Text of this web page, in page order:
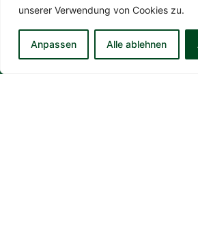
unserer Verwendung von Cookies zu.
Anpassen Alle ablehnen
Dienstag:10:00 – 12:00 Uhr
Mittwoch:10:00 – 12:00 Uhr
Donnerstag:10:00 – 12:00 Uhr